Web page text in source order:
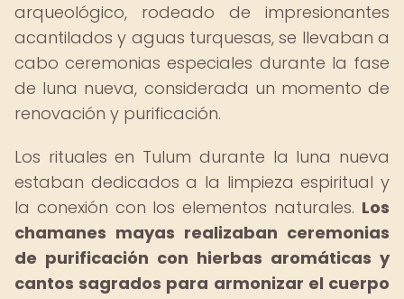
arqueológico, rodeado de impresionantes
acantilados y aguas turquesas, se llevaban a
cabo ceremonias especiales durante la fase
de luna nueva, considerada un momento de
renovación y purificación.
Los rituales en Tulum durante la luna nueva
estaban dedicados a la limpieza espiritual y
la conexión con los elementos naturales. Los
chamanes mayas realizaban ceremonias
de purificación con hierbas aromáticas y
cantos sagrados para armonizar el cuerpo